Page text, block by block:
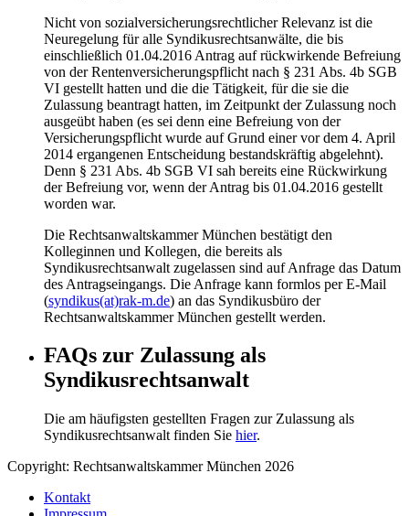
Nicht von sozialversicherungsrechtlicher Relevanz ist die
Neuregelung für alle Syndikusrechtsanwälte, die bis
einschließlich 01.04.2016 Antrag auf rückwirkende Befreiung
von der Rentenversicherungspflicht nach § 231 Abs. 4b SGB
VI gestellt hatten und die die Tätigkeit, für die sie die
Zulassung beantragt hatten, im Zeitpunkt der Zulassung noch
ausgeübt haben (es sei denn eine Befreiung von der
Versicherungspflicht wurde auf Grund einer vor dem 4. April
2014 ergangenen Entscheidung bestandskräftig abgelehnt).
Denn § 231 Abs. 4b SGB VI sah bereits eine Rückwirkung
der Befreiung vor, wenn der Antrag bis 01.04.2016 gestellt
worden war.
Die Rechtsanwaltskammer München bestätigt den
Kolleginnen und Kollegen, die bereits als
Syndikusrechtsanwalt zugelassen sind auf Anfrage das Datum
des Antragseingangs. Die Anfrage kann formlos per E-Mail
(syndikus(at)rak-m.de) an das Syndikusbüro der
Rechtsanwaltskammer München gestellt werden.
FAQs zur Zulassung als
Syndikusrechtsanwalt
Die am häufigsten gestellten Fragen zur Zulassung als
Syndikusrechtsanwalt finden Sie hier.
Copyright: Rechtsanwaltskammer München 2026
Kontakt